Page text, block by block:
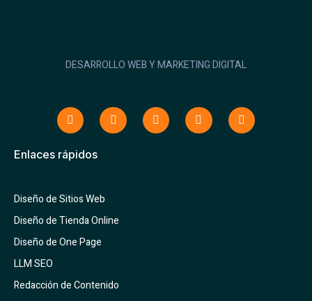
DESARROLLO WEB Y MARKETING DIGITAL
Enlaces rápidos
Diseño de Sitios Web
Diseño de Tienda Online
Diseño de One Page
LLM SEO
Redacción de Contenido